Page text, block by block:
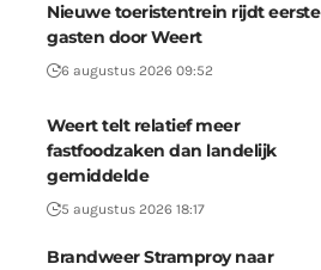
Nieuwe toeristentrein rijdt eerste
gasten door Weert
6 augustus 2026 09:52
Weert telt relatief meer
fastfoodzaken dan landelijk
gemiddelde
5 augustus 2026 18:17
Brandweer Stramproy naar